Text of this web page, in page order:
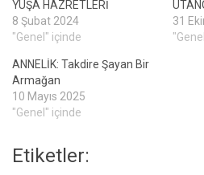
YUŞA HAZRETLERİ
8 Şubat 2024
"Genel" içinde
31
ANNELİK: Takdire Şayan Bir
Armağan
10 Mayıs 2025
"Genel" içinde
Etiketler: